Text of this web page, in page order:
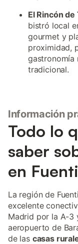
El Rincón de
bistró local
gourmet y
proximidad,
gastronomía
tradicional.
Información
Todo lo
saber
en
La región de
excelente
Madrid por la A-3
aeropuerto de
de las casas